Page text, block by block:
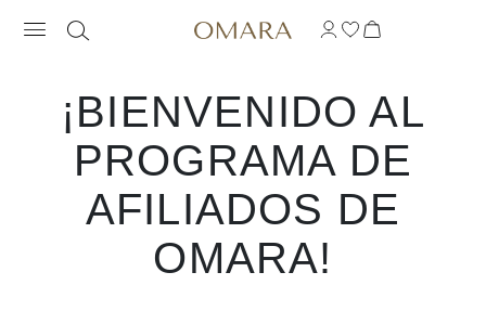
¡BIENVENIDO AL
PROGRAMA DE
AFILIADOS DE
OMARA!